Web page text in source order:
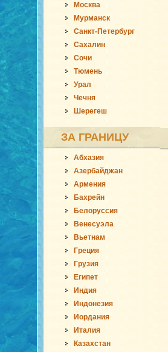
Москва
Мурманск
Санкт-Петербург
Сахалин
Сочи
Тюмень
Урал
Чечня
Шерегеш
ЗА ГРАНИЦУ
Абхазия
Азербайджан
Армения
Бахрейн
Белоруссия
Венесуэла
Вьетнам
Греция
Грузия
Египет
Индия
Индонезия
Иордания
Италия
Казахстан